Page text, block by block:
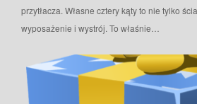
przytłacza. Własne cztery kąty to nie tylko
wyposażenie i wystrój. To właśnie…